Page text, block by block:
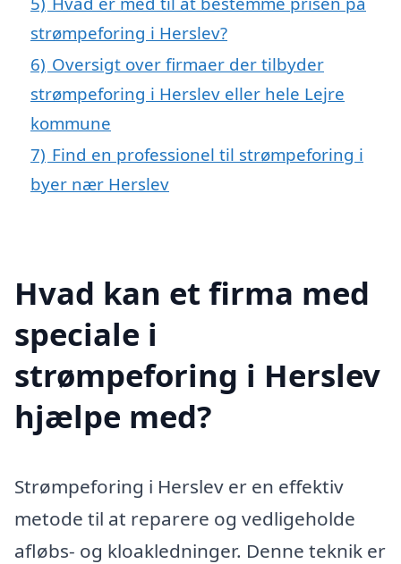
strømpeforing i Herslev?
6) Oversigt over firmaer der tilbyder
strømpeforing i Herslev eller hele Lejre
kommune
7) Find en professionel til strømpeforing i
byer nær Herslev
Hvad kan et firma med
speciale i
strømpeforing i Herslev
hjælpe med?
Strømpeforing i Herslev er en effektiv
metode til at reparere og vedligeholde
afløbs- og kloakledninger. Denne teknik er